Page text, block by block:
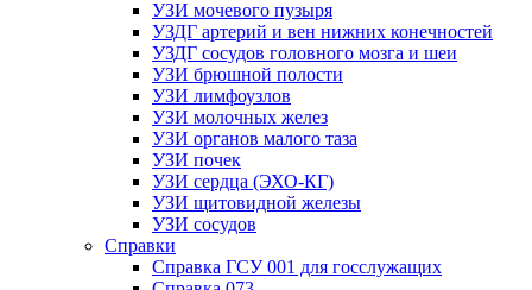
УЗИ мочевого пузыря
УЗДГ артерий и вен нижних конечностей
УЗДГ сосудов головного мозга и шеи
УЗИ брюшной полости
УЗИ лимфоузлов
УЗИ молочных желез
УЗИ органов малого таза
УЗИ почек
УЗИ сердца (ЭХО-КГ)
УЗИ щитовидной железы
УЗИ сосудов
Справки
Справка ГСУ 001 для госслужащих